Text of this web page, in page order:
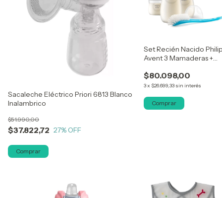
Sacaleche Eléctrico Priori 6813 Blanco
Inalambrico
$37.822,72
$51.990,00
27% OFF
Set Recién Nacido
Avent 3 Mamaderas +
$80.098,00
3x $26.699,33 sin interés
Comprar